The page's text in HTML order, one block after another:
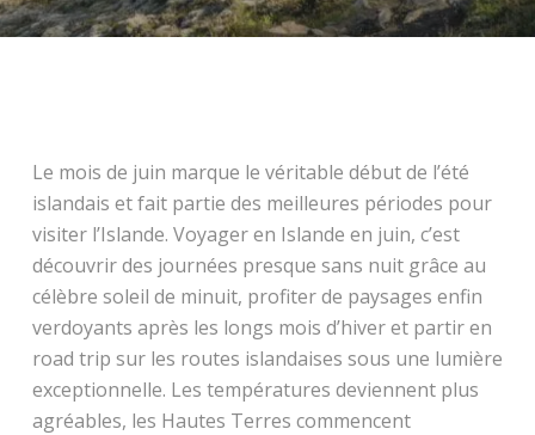
Le mois de juin marque le véritable début de l’été
islandais et fait partie des meilleures périodes pour
visiter l’Islande. Voyager en Islande en juin, c’est
découvrir des journées presque sans nuit grâce au
célèbre soleil de minuit, profiter de paysages enfin
verdoyants après les longs mois d’hiver et partir en
road trip sur les routes islandaises sous une lumière
exceptionnelle. Les températures deviennent plus
agréables, les Hautes Terres commencent